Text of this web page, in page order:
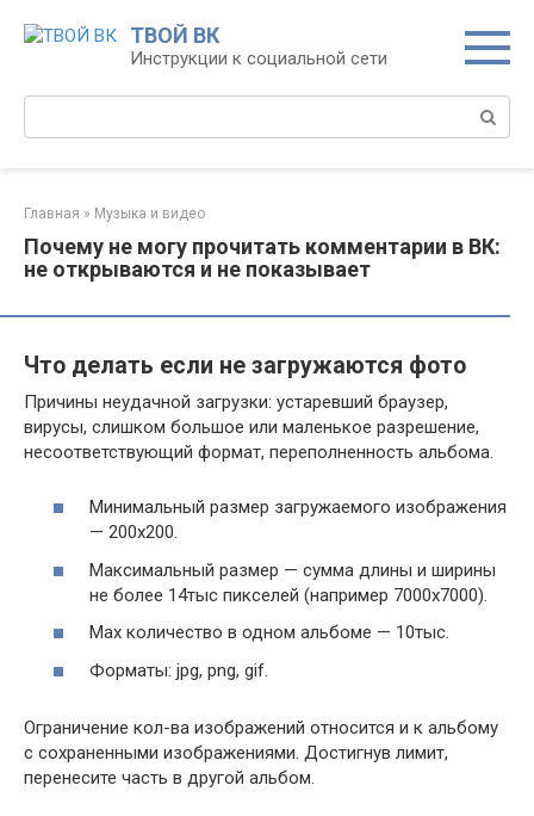
ТВОЙ ВК
Инструкции к социальной сети
Главная » Музыка и видео
Почему не могу прочитать комментарии в ВК:
не открываются и не показывает
Что делать если не загружаются фото
Причины неудачной загрузки: устаревший браузер,
вирусы, слишком большое или маленькое разрешение,
несоответствующий формат, переполненность альбома.
Минимальный размер загружаемого изображения
— 200х200.
Максимальный размер — сумма длины и ширины
не более 14тыс пикселей (например 7000х7000).
Max количество в одном альбоме — 10тыс.
Форматы: jpg, png, gif.
Ограничение кол-ва изображений относится и к альбому
с сохраненными изображениями. Достигнув лимит,
перенесите часть в другой альбом.